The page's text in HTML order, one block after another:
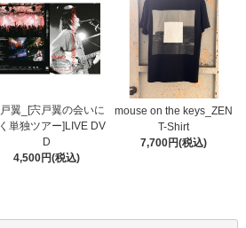
翼_[宍戸翼の会いに
単独ツアー]LIVE DV
D
4,500円(税込)
mouse on the keys_ZEN
T-Shirt
7,700円(税込)